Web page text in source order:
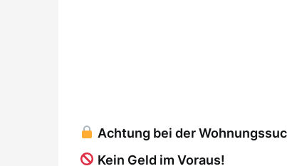
Achtung bei der
Kein Geld im Voraus!